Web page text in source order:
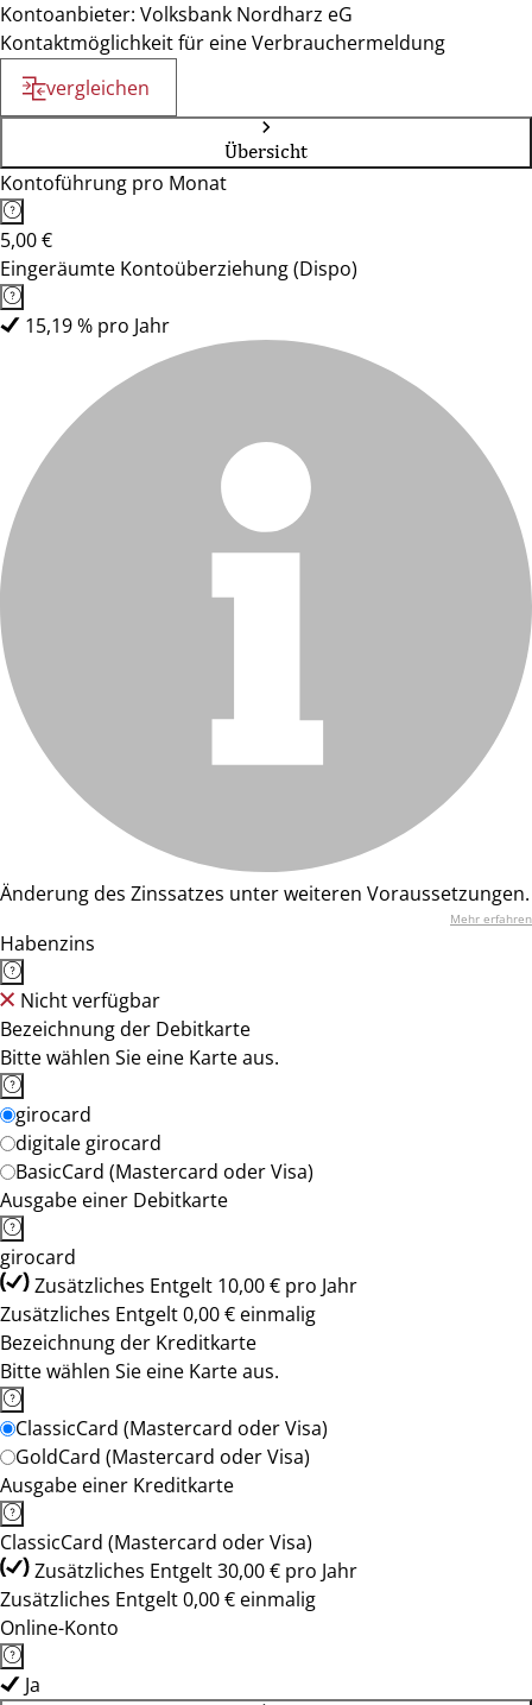
Kontoanbieter: Volksbank Nordharz eG
Kontaktmöglichkeit für eine Verbrauchermeldung
vergleichen
Übersicht
Kontoführung pro Monat
5,00 €
Eingeräumte Kontoüberziehung (Dispo)
15,19 % pro Jahr
Änderung des Zinssatzes unter weiteren Voraussetzungen.
Mehr erfahren
Habenzins
Nicht verfügbar
Bezeichnung der Debitkarte
Bitte wählen Sie eine Karte aus.
girocard
digitale girocard
BasicCard (Mastercard oder Visa)
Ausgabe einer Debitkarte
girocard
Zusätzliches Entgelt 10,00 € pro Jahr
Zusätzliches Entgelt 0,00 € einmalig
Bezeichnung der Kreditkarte
Bitte wählen Sie eine Karte aus.
ClassicCard (Mastercard oder Visa)
GoldCard (Mastercard oder Visa)
Ausgabe einer Kreditkarte
ClassicCard (Mastercard oder Visa)
Zusätzliches Entgelt 30,00 € pro Jahr
Zusätzliches Entgelt 0,00 € einmalig
Online-Konto
Ja